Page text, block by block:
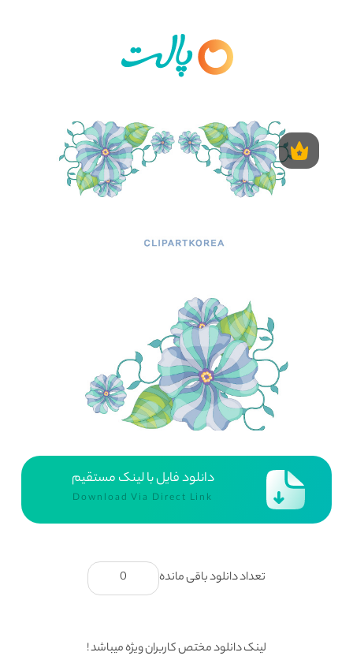
دانلود فایل با لینک مستقیم
Download Via Direct Link
تعداد دانلود باقی مانده 0
لینک دانلود مختص کاربران ویژه میباشد !